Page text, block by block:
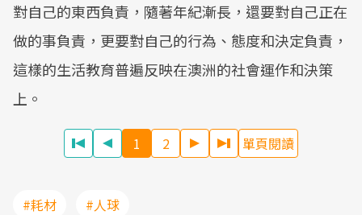
對自己的東西負責，隨著年紀漸長，還要對自己正在
做的事負責，更要對自己的行為、態度和決定負責，
這樣的生活教育普遍反映在澳洲的社會運作和決策
上。
1 2 單頁閱讀
#耗材 #人球